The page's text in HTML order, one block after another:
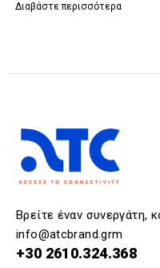
Διαβάστε περισσότερα
Βρείτε έναν συνεργάτη,
info@atcbrand.grm
+30 2610.324.368